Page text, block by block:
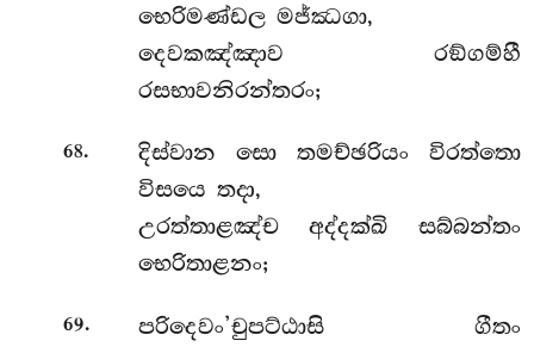
භෙරිමණ්ඩල මජ්ඣගා,
දෙවකඤ්ඤාව රඞ්ගම්හී
රසභාවනිරන්තරං;
68.
දිස්වාන සො තමච්ඡරියං විරත්තො
විසයෙ තදා,
උරත්තාළඤ්ච අද්දක්ඛි සබ්බන්තං
භෙරිතාළනං;
69.
පරිදෙවං’චුපට්ඨාසි ගීතං